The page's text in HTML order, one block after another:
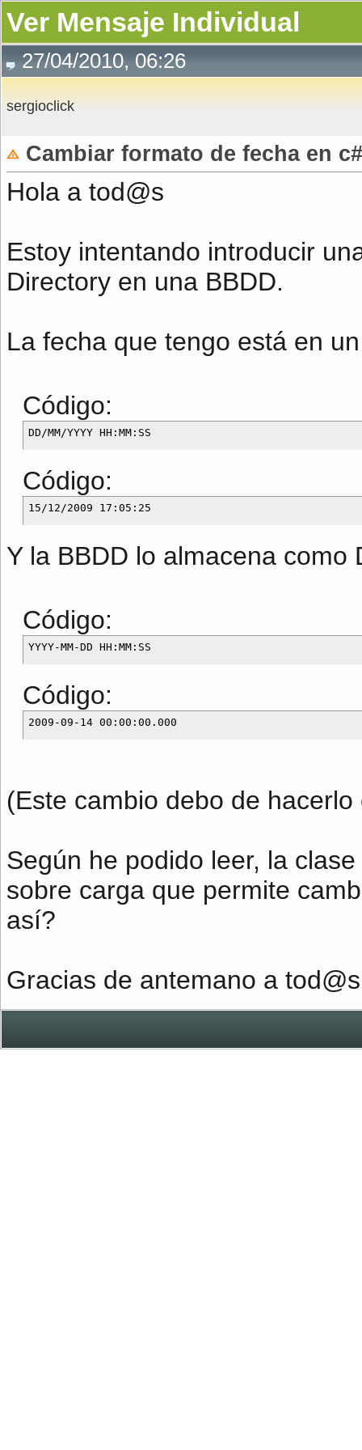
Ver Mensaje Individual
27/04/2010, 06:26
sergioclick
Cambiar formato de fecha en c#
Hola a tod@s
Estoy intentando introducir
Directory en una BBDD.
La fecha que tengo está en
Código:
Código:
Y la BBDD lo almacena
Código:
Código:
(Este cambio debo de hacerlo
Según he podido leer, la
sobre carga que permite
así?
Gracias de antemano a